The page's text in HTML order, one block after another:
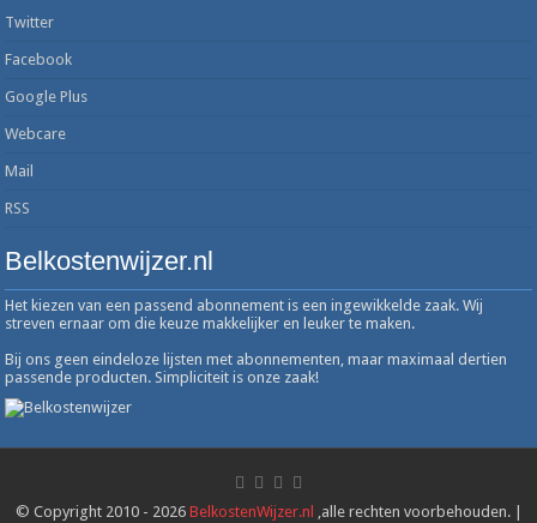
Twitter
Facebook
Google Plus
Webcare
Mail
RSS
Belkostenwijzer.nl
Het kiezen van een passend abonnement is een ingewikkelde zaak. Wij
streven ernaar om die keuze makkelijker en leuker te maken.
Bij ons geen eindeloze lijsten met abonnementen, maar maximaal dertien
passende producten. Simpliciteit is onze zaak!
© Copyright 2010 - 2026 BelkostenWijzer.nl ,alle rechten voorbehouden. |